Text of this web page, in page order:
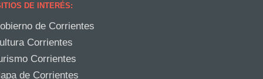
DE INTERÉS:
de Corrientes
Corrientes
Corrientes
de Corrientes